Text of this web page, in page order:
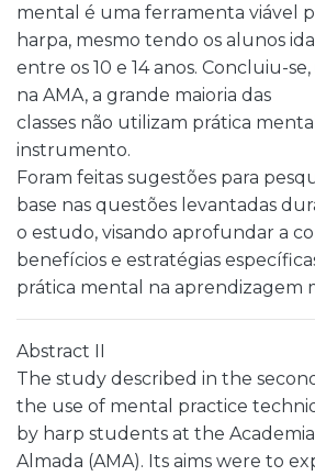
mental é uma ferramenta viável
harpa, mesmo tendo os alunos
entre os 10 e 14 anos. Concluiu-
na AMA, a grande maioria das
classes não utilizam prática
instrumento.
Foram feitas sugestões para
base nas questões levantadas
o estudo, visando aprofundar a
benefícios e estratégias
prática mental na aprendizagem
Abstract II
The study described in the
the use of mental practice
by harp students at the
Almada (AMA). Its aims were to